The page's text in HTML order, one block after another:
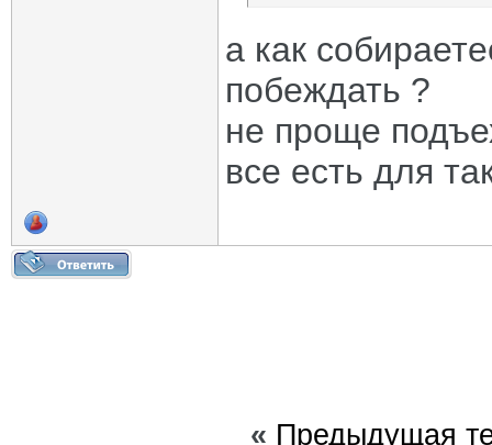
а как
побеждать ?
не проще
все есть для
« Предыдущая